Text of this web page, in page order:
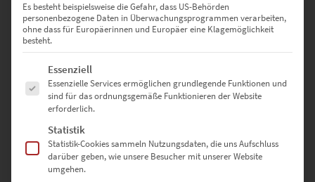
Wenn Du Gärtringen Bilder kaufen willst, dann bist Du hier richtig.
sind und als Wandbild bestellt werden können; z.B. als Leinwand
auf Keilrahmen, als Poster oder auch hinter Acrylglas.
Wandbildgrößen sind bis 150cm konfigurierbar aber auch größere
erhältlich. Nutze hierfür oder bei weiteren Fragen das
Kontaktformular. Und nun viel Spaß beim Stöbern des Shops.
Es besteht beispielsweise die Gefahr, dass US-Behörden
personenbezogene Daten in Überwachungsprogrammen verarbeiten,
ohne dass für Europäerinnen und Europäer eine Klagemöglichkeit
besteht.
Es folgt eine Liste der Service-Gruppen, für die eine Einwilligung
Essenziell
Essenzielle Services ermöglichen grundlegende Funktionen und
sind für das ordnungsgemäße Funktionieren der Website
erforderlich.
Statistik
Statistik-Cookies sammeln Nutzungsdaten, die uns Aufschluss
darüber geben, wie unsere Besucher mit unserer Website
umgehen.